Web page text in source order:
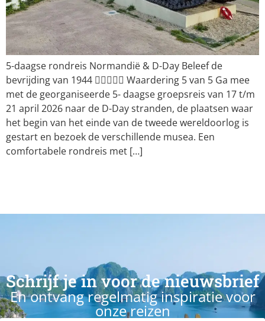
5-daagse rondreis Normandië & D-Day Beleef de
bevrijding van 1944  Waardering 5 van 5 Ga mee
met de georganiseerde 5- daagse groepsreis van 17 t/m
21 april 2026 naar de D-Day stranden, de plaatsen waar
het begin van het einde van de tweede wereldoorlog is
gestart en bezoek de verschillende musea. Een
comfortabele rondreis met […]
Schrijf je in voor de nieuwsbrief
En ontvang regelmatig inspiratie voor
onze reizen